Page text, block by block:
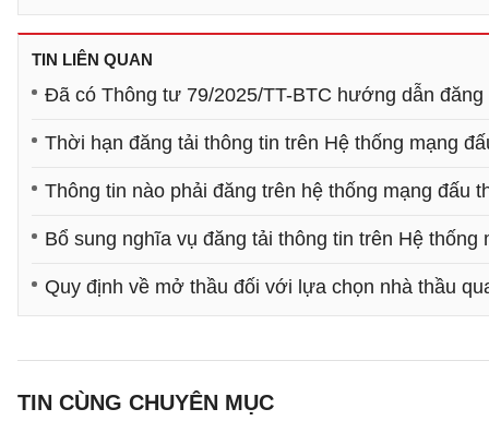
TIN LIÊN QUAN
​Đã có Thông tư 79/2025/TT-BTC hướng dẫn
Thời hạn đăng tải thông tin trên Hệ thống mạng
Thông tin nào phải đăng trên hệ thống mạng đấu
Bổ sung nghĩa vụ đăng tải thông tin trên Hệ
Quy định về mở thầu đối với lựa chọn nhà thầu
TIN CÙNG CHUYÊN MỤC